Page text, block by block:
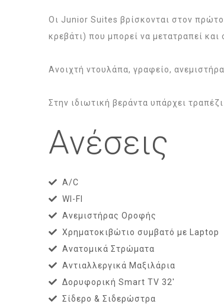
Οι Junior Suites βρίσκονται στον
κρεβάτι) που μπορεί να μετατραπεί και
Ανοιχτή ντουλάπα, γραφείο,
Στην ιδιωτική βεράντα υπάρχει
Ανέσεις
A/C
WI-FI
Ανεμιστήρας Οροφής
Χρηματοκιβώτιο συμβατό με Laptop
Ανατομικά Στρώματα
Αντιαλλεργικά Μαξιλάρια
Δορυφορική Smart TV 32'
Σίδερο & Σιδερώστρα